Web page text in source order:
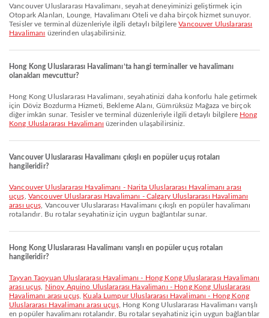
Vancouver Uluslararası Havalimanı, seyahat deneyiminizi geliştirmek için
Otopark Alanları, Lounge, Havalimanı Oteli ve daha birçok hizmet sunuyor.
Tesisler ve terminal düzenleriyle ilgili detaylı bilgilereVancouver Uluslararası
Havalimanı üzerinden ulaşabilirsiniz.
Hong Kong Uluslararası Havalimanı’ta hangi terminaller ve havalimanı
olanakları mevcuttur?
Hong Kong Uluslararası Havalimanı, seyahatinizi daha konforlu hale getirmek
için Döviz Bozdurma Hizmeti, Bekleme Alanı, Gümrüksüz Mağaza ve birçok
diğer imkân sunar. Tesisler ve terminal düzenleriyle ilgili detaylı bilgilere Hong
Kong Uluslararası Havalimanı üzerinden ulaşabilirsiniz.
Vancouver Uluslararası Havalimanı çıkışlı en popüler uçuş rotaları
hangileridir?
Vancouver Uluslararası Havalimanı - Narita Uluslararası Havalimanı arası
uçuş Vancouver Uluslararası Havalimanı - Calgary Uluslararası Havalimanı
arası uçuş , Vancouver Uluslararası Havalimanı çıkışlı en popüler havalimanı
rotalarıdır. Bu rotalar seyahatiniz için uygun bağlantılar sunar.
Hong Kong Uluslararası Havalimanı varışlı en popüler uçuş rotaları
hangileridir?
Tayvan Taoyuan Uluslararası Havalimanı - Hong Kong Uluslararası Havalimanı
arası uçuş
Ninoy Aquino Uluslararası Havalimanı - Hong Kong Uluslararası
Havalimanı arası uçuş, Kuala Lumpur Uluslararası Havalimanı - Hong Kong
Uluslararası Havalimanı arası uçuş, Hong Kong Uluslararası Havalimanı varışlı
en popüler havalimanı rotalarıdır. Bu rotalar seyahatiniz için uygun bağlantılar